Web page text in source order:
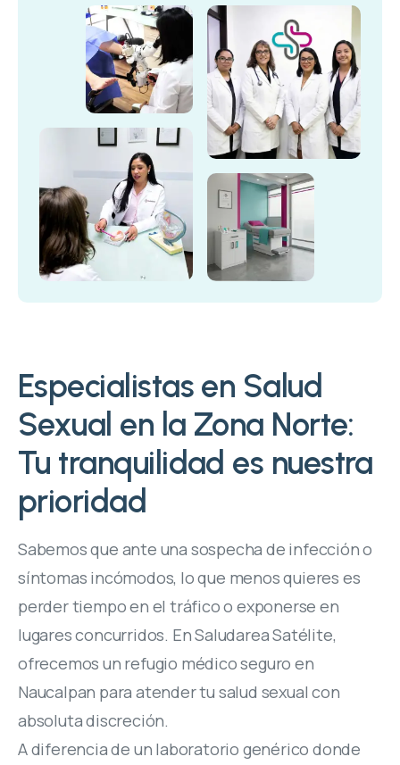
Especialistas en Salud
Sexual en la Zona Norte:
Tu tranquilidad es nuestra
prioridad
Sabemos que ante una sospecha de infección o
síntomas incómodos, lo que menos quieres es
perder tiempo en el tráfico o exponerse en
lugares concurridos. En Saludarea Satélite,
ofrecemos un refugio médico seguro en
Naucalpan para atender tu salud sexual con
absoluta discreción.
A diferencia de un laboratorio genérico donde